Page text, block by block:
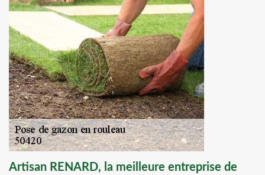
Artisan RENARD, la meilleure entreprise de